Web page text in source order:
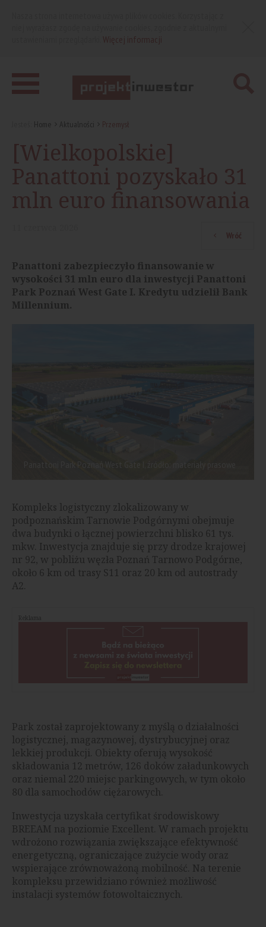
Home Aktualności Przemysł
[Wielkopolskie]
Panattoni pozyskało 31
mln euro finansowania
Wróć
Panattoni zabezpieczyło finansowanie w
wysokości 31 mln euro dla inwestycji Panattoni
Park Poznań West Gate I. Kredytu udzielił Bank
Millennium.
Kompleks logistyczny zlokalizowany w
podpoznańskim Tarnowie Podgórnymi obejmuje
dwa budynki o łącznej powierzchni blisko 61 tys.
mkw. Inwestycja znajduje się przy drodze krajowej
nr 92, w pobliżu węzła Poznań Tarnowo Podgórne,
około 6 km od trasy S11 oraz 20 km od autostrady
A2.
Reklama
Park został zaprojektowany z myślą o działalności
logistycznej, magazynowej, dystrybucyjnej oraz
lekkiej produkcji. Obiekty oferują wysokość
składowania 12 metrów, 126 doków załadunkowych
oraz niemal 220 miejsc parkingowych, w tym około
80 dla samochodów ciężarowych.
Inwestycja uzyskała certyfikat środowiskowy
BREEAM na poziomie Excellent. W ramach projektu
wdrożono rozwiązania zwiększające efektywność
energetyczną, ograniczające zużycie wody oraz
wspierające zrównoważoną mobilność. Na terenie
kompleksu przewidziano również możliwość
instalacji systemów fotowoltaicznych.